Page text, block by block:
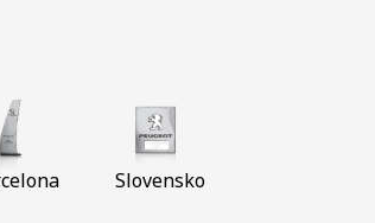
Slovensko